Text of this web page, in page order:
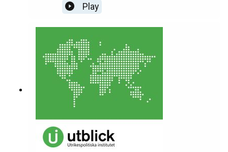
konflikten. Är det rent av ett nytt kallt krig som
växer fram i Mellanöstern?Medverkande: Fredrik
Annica Ögren. Det här är den första delen i en
sommarserie av Utrikespolitiska institutets podd
Utblick, med tre nya profiler på UI om tre
geopolitiska spaningar.
Play